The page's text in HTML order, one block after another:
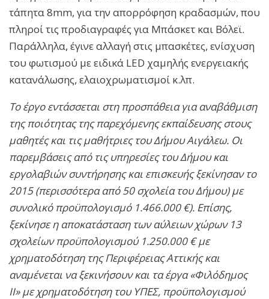
τάπητα 8mm, για την απορρόφηση κραδασμών, που
πληροί τις προδιαγραφές για Μπάσκετ και Βόλεϊ.
Παράλληλα, έγινε αλλαγή στις μπασκέτες, ενίσχυση
του φωτισμού με ειδικά LED χαμηλής ενεργειακής
κατανάλωσης, ελαιοχρωματισμοί κ.λπ.
Το έργο εντάσσεται στη προσπάθεια για αναβάθμιση
της ποιότητας της παρεχόμενης εκπαίδευσης στους
μαθητές και τις μαθήτριες του Δήμου Αιγάλεω. Οι
παρεμβάσεις από τις υπηρεσίες του Δήμου και
εργολαβιών συντήρησης και επισκευής ξεκίνησαν το
2015 (περισσότερα από 50 σχολεία του Δήμου) με
συνολικό προϋπολογισμό 1.466.000 €). Επίσης,
ξεκίνησε η αποκατάσταση των αύλειων χώρων 13
σχολείων προϋπολογισμού 1.250.000 € με
χρηματοδότηση της Περιφέρειας Αττικής και
αναμένεται να ξεκινήσουν και τα έργα «Φιλόδημος
ΙΙ» με χρηματοδότηση του ΥΠΕΣ, προϋπολογισμού